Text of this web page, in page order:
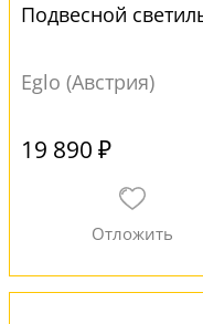
Подвесной
Eglo (Австрия)
19 890 ₽